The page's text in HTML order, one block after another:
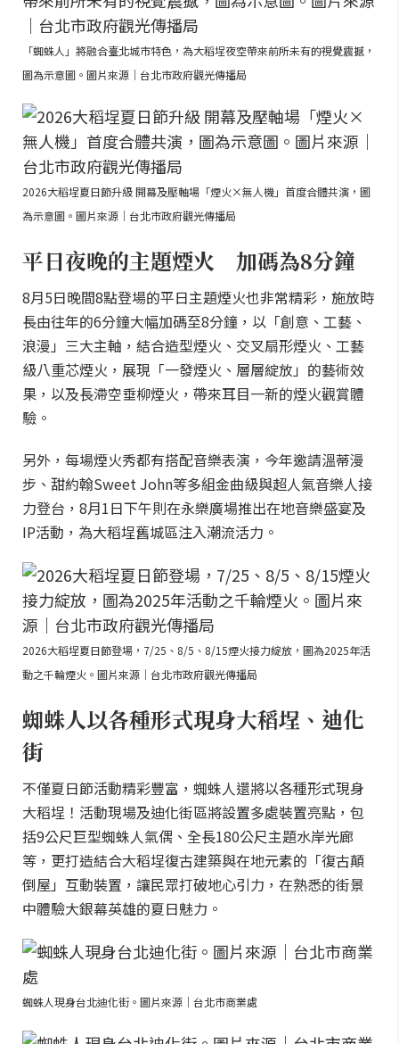
「蜘蛛人」將融合臺北城市特色，為大稻埕夜空帶來前所未有的視覺震撼，
圖為示意圖。圖片來源｜台北市政府觀光傳播局
2026大稻埕夏日節升級 開幕及壓軸場「煙火×無人機」首度合體共演，圖
為示意圖。圖片來源｜台北市政府觀光傳播局
平日夜晚的主題煙火 加碼為8分鐘
8月5日晚間8點登場的平日主題煙火也非常精彩，施放時
長由往年的6分鐘大幅加碼至8分鐘，以「創意、工藝、
浪漫」三大主軸，結合造型煙火、交叉扇形煙火、工藝
級八重芯煙火，展現「一發煙火、層層綻放」的藝術效
果，以及長滯空垂柳煙火，帶來耳目一新的煙火觀賞體
驗。
另外，每場煙火秀都有搭配音樂表演，今年邀請溫蒂漫
步、甜約翰Sweet John等多組金曲級與超人氣音樂人接
力登台，8月1日下午則在永樂廣場推出在地音樂盛宴及
IP活動，為大稻埕舊城區注入潮流活力。
2026大稻埕夏日節登場，7/25、8/5、8/15煙火接力綻放，圖為2025年活
動之千輪煙火。圖片來源｜台北市政府觀光傳播局
蜘蛛人以各種形式現身大稻埕、迪化
街
不僅夏日節活動精彩豐富，蜘蛛人還將以各種形式現身
大稻埕！活動現場及迪化街區將設置多處裝置亮點，包
括9公尺巨型蜘蛛人氣偶、全長180公尺主題水岸光廊
等，更打造結合大稻埕復古建築與在地元素的「復古顛
倒屋」互動裝置，讓民眾打破地心引力，在熟悉的街景
中體驗大銀幕英雄的夏日魅力。
蜘蛛人現身台北迪化街。圖片來源｜台北市商業處